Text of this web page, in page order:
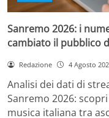
Sanremo 2026: i
cambiato il pubblico
Redazione 4 Agosto
Analisi dei dati di
Sanremo 2026:
musica italiana tra